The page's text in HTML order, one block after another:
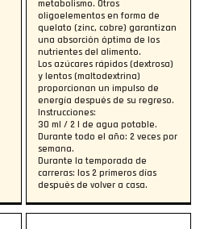
metabolismo. Otros
oligoelementos en forma de
quelato (zinc, cobre) garantizan
una absorción óptima de los
nutrientes del alimento.
Los azúcares rápidos (dextrosa)
y lentos (maltodextrina)
proporcionan un impulso de
energía después de su regreso.
Instrucciones:
30 ml / 2 l de agua potable.
Durante todo el año: 2 veces por
semana.
Durante la temporada de
carreras: los 2 primeros días
después de volver a casa.